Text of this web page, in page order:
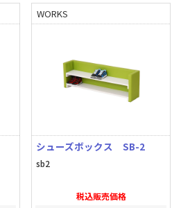
WORKS
シューズボックス SB-2
sb2
税込販売価格